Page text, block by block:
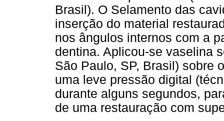
Brasil). O Selamento das
inserção do material
nos ângulos internos com a
dentina. Aplicou-se vaselina
São Paulo, SP, Brasil) sobre
uma leve pressão digital
durante alguns segundos,
de uma restauração com